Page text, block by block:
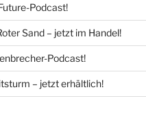
Podcast!
Sand – jetzt im Handel!
Podcast!
– jetzt erhältlich!